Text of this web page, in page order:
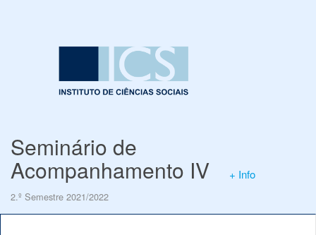
Seminário de
Acompanhamento IV + Info
2.º Semestre 2021/2022